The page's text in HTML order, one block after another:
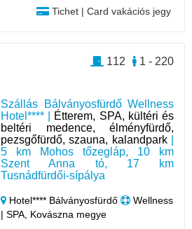
Tichet | Card vakációs jegy
Szállás Bálványosfürdő Wellness
Hotel**** | Étterem, SPA, kültéri és
beltéri medence, élményfürdő,
pezsgőfürdő, szauna, kalandpark|
5 km Mohos tőzegláp, 10 km
Szent Anna tó, 17 km
Tusnádfürdői-sípálya
Hotel**** Bálványosfürdő
Wellness
| SPA, Kovászna megye
1 - 220
112